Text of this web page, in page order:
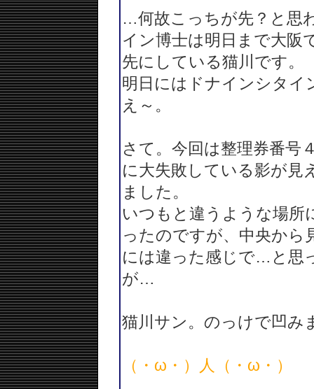
…何故こっちが先？と思
イン博士は明日まで大阪
先にしている猫川です。
明日にはドナインシタイ
え～。
さて。今回は整理券番号
に大失敗している影が見
ました。
いつもと違うような場所
ったのですが、中央から
には違った感じで…と思
が…
猫川サン。のっけで凹み
（・ω・）人（・ω・）